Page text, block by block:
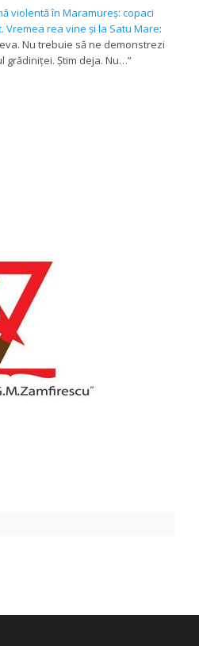
violentă în Maramureș: copaci
rea vine și la Satu Mare:
Nu trebuie să ne demonstrezi
grădiniței. Știm deja. Nu…”